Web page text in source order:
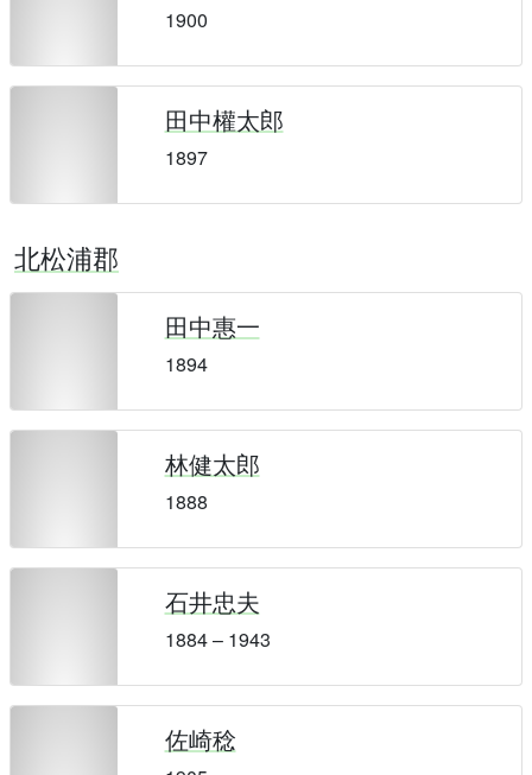
1900
田中權太郎
1897
北松浦郡
田中惠一
1894
林健太郎
1888
石井忠夫
1884 – 1943
佐崎稔